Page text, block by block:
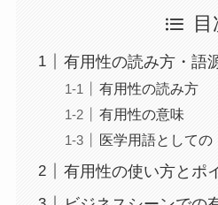
目
有用性の読み方・語
有用性の読み方
有用性の意味
医学用語としての
有用性の使い方とポ